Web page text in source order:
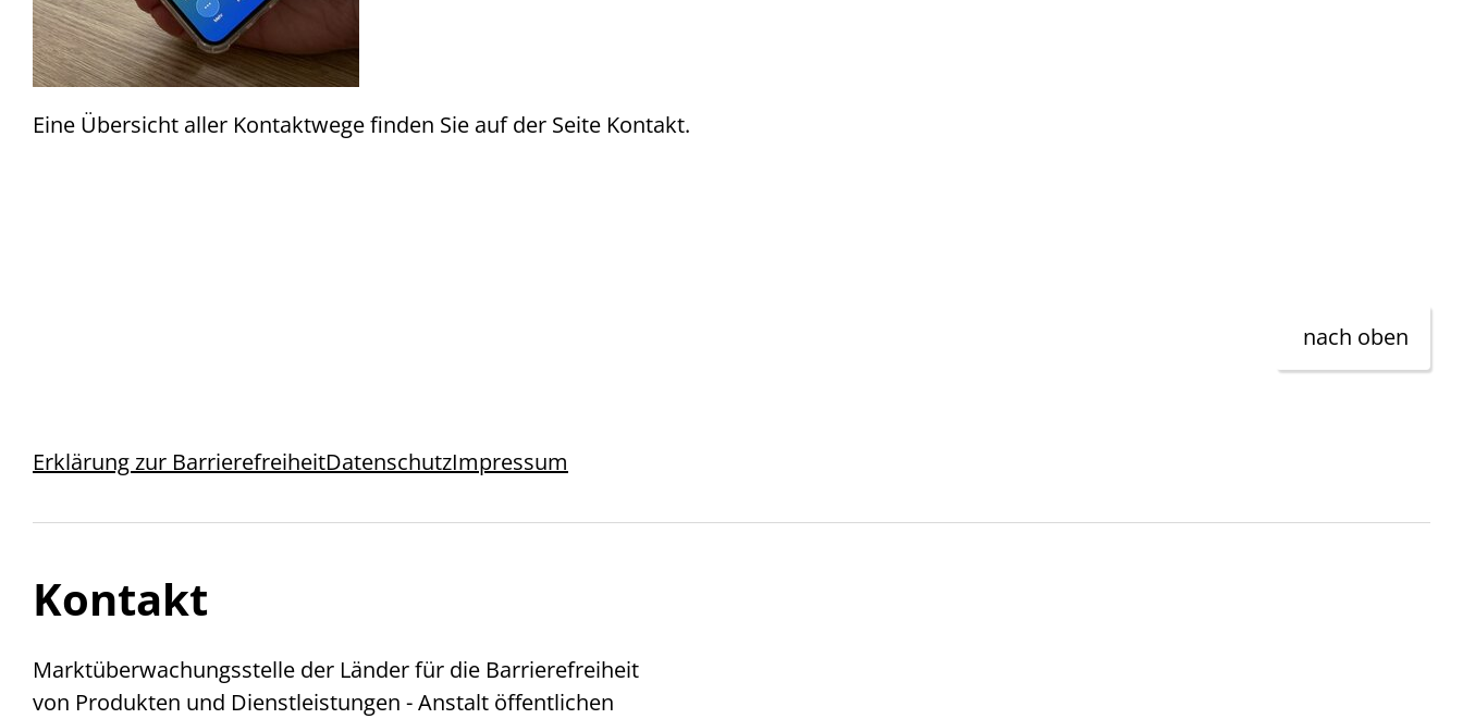
Eine Übersicht aller Kontaktwege finden Sie auf der Seite Kontakt.
nach oben
Erklärung zur BarrierefreiheitDatenschutzImpressum
Kontakt
Marktüberwachungsstelle der Länder für die Barrierefreiheit
von Produkten und Dienstleistungen - Anstalt öffentlichen